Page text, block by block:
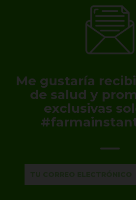
Me gustaría
de salud y
exclusivas